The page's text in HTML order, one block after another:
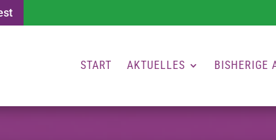
START AKTUELLES BISHERIGE